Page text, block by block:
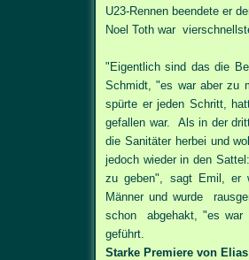
U23-Rennen beendete er
Noel Toth war
"Eigentlich sind das die
Schmidt, "es war aber zu
spürte er jeden Schritt,
gefallen war. Als in der
die Sanitäter herbei und
jedoch wieder in den
zu geben", sagt Emil, er
Männer und wurde
schon abgehakt, "es war
geführt.
Starke Premiere von